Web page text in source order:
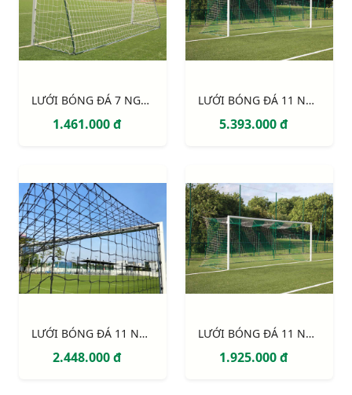
LƯỚI BÓNG ĐÁ 7 NGƯỜI SỢI 3MM, Ô 120MM S12762W
1.461.000 đ
LƯỚI BÓNG ĐÁ 11 NGƯỜI SỢI 4MM, Ô 120MM S12924W
5.393.000 đ
LƯỚI BÓNG ĐÁ 11 NGƯỜI S12863W
2.448.000 đ
LƯỚI BÓNG ĐÁ 11 NGƯỜI S12861W
1.925.000 đ